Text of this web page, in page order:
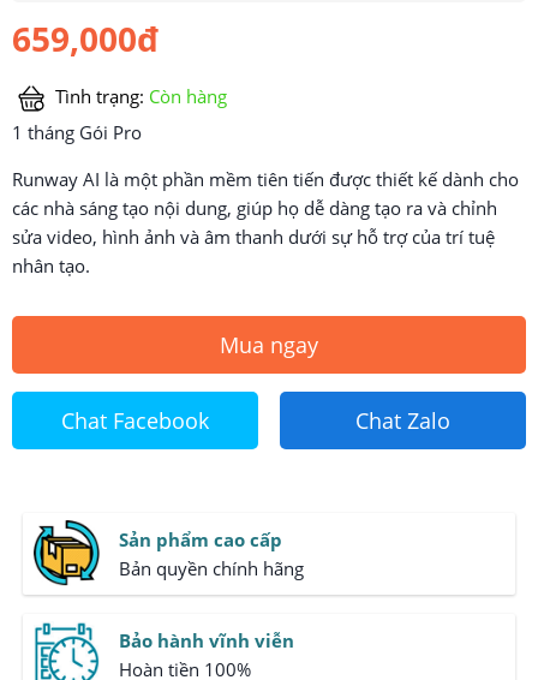
659,000đ
Tình trạng: Còn hàng
1 tháng Gói Pro
Runway AI là một phần mềm tiên tiến được thiết kế dành cho
các nhà sáng tạo nội dung, giúp họ dễ dàng tạo ra và chỉnh
sửa video, hình ảnh và âm thanh dưới sự hỗ trợ của trí tuệ
nhân tạo.
Mua ngay
Chat Facebook Chat Zalo
Sản phẩm cao cấp
Bản quyền chính hãng
Bảo hành vĩnh viễn
Hoàn tiền 100%